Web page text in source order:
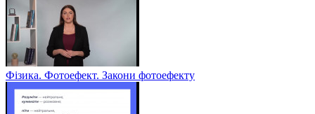
Фізика. Фотоефект. Закони фотоефекту